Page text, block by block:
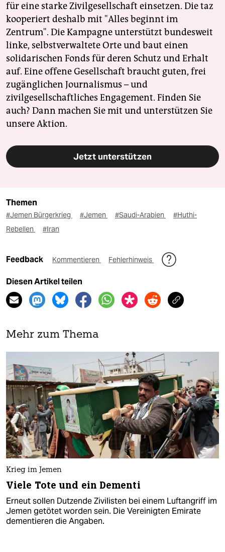
für eine starke Zivilgesellschaft einsetzen. Die taz
kooperiert deshalb mit "Alles beginnt im
Zentrum". Die Kampagne unterstützt bundesweit
linke, selbstverwaltete Orte und baut einen
solidarischen Fonds für deren Schutz und Erhalt
auf. Eine offene Gesellschaft braucht guten, frei
zugänglichen Journalismus – und
zivilgesellschaftliches Engagement. Finden Sie
auch? Dann machen Sie mit und unterstützen Sie
unsere Aktion.
Jetzt unterstützen
Themen
#Jemen Bürgerkrieg #Jemen #Saudi-Arabien
#Huthi-
Rebellen
#Iran
Feedback Kommentieren Fehlerhinweis
Diesen Artikel teilen
Mehr zum Thema
Krieg im Jemen
Viele Tote und ein Dementi
Erneut sollen Dutzende Zivilisten bei einem Luftangriff im
Jemen getötet worden sein. Die Vereinigten Emirate
dementieren die Angaben.